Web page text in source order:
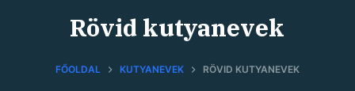
Rövid kutyanevek
FŐOLDAL KUTYANEVEK RÖVID KUTYANEVEK